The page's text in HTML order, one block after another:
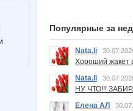
Популярные за
Nata.li
Хороший жакет
Nata.li
НУ ЧТО!!!
Елена АЛ